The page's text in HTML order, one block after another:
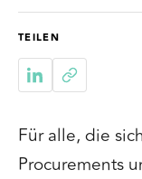
TEILEN
Für alle, die
Procurements